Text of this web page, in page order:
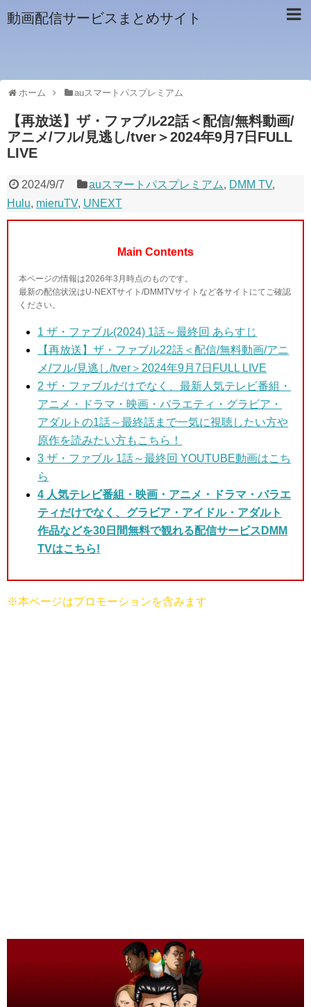
動画配信サービスまとめサイト
ホーム auスマートパスプレミアム
【再放送】ザ・ファブル22話＜配信/無料動画/
アニメ/フル/見逃し/tver＞2024年9月7日FULL
LIVE
2024/9/7 auスマートパスプレミアム, DMM TV,
Hulu, mieruTV, UNEXT
Main Contents
本ページの情報は2026年3月時点のものです。
最新の配信状況はU-NEXTサイト/DMMTVサイトなど各サイトにてご確認
ください。
1 ザ・ファブル(2024) 1話～最終回 あらすじ
【再放送】ザ・ファブル22話＜配信/無料動画/アニ
メ/フル/見逃し/tver＞2024年9月7日FULL LIVE
2 ザ・ファブルだけでなく、最新人気テレビ番組・
アニメ・ドラマ・映画・バラエティ・グラビア・
アダルトの1話～最終話まで一気に視聴したい方や
原作を読みたい方もこちら！
3 ザ・ファブル 1話～最終回 YOUTUBE動画はこち
ら
4 人気テレビ番組・映画・アニメ・ドラマ・バラエ
ティだけでなく、グラビア・アイドル・アダルト
作品などを30日間無料で観れる配信サービスDMM
TVはこちら!
※本ページはプロモーションを含みます